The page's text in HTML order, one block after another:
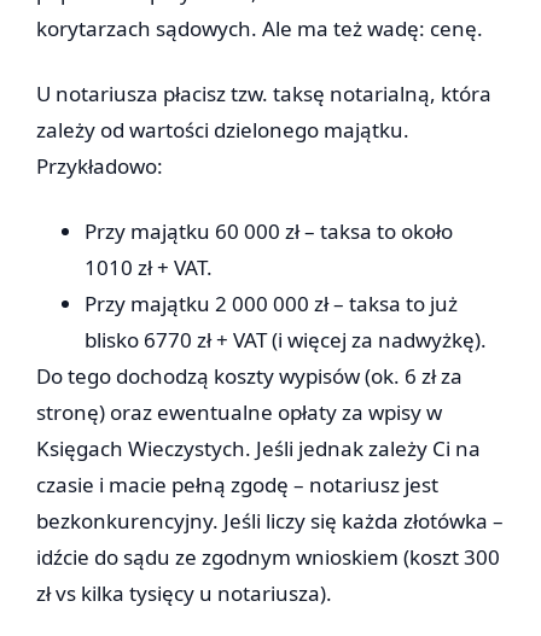
korytarzach sądowych. Ale ma też wadę: cenę.
U notariusza płacisz tzw. taksę notarialną, która
zależy od wartości dzielonego majątku.
Przykładowo:
Przy majątku 60 000 zł – taksa to około
1010 zł + VAT.
Przy majątku 2 000 000 zł – taksa to już
blisko 6770 zł + VAT (i więcej za nadwyżkę).
Do tego dochodzą koszty wypisów (ok. 6 zł za
stronę) oraz ewentualne opłaty za wpisy w
Księgach Wieczystych. Jeśli jednak zależy Ci na
czasie i macie pełną zgodę – notariusz jest
bezkonkurencyjny. Jeśli liczy się każda złotówka –
idźcie do sądu ze zgodnym wnioskiem (koszt 300
zł vs kilka tysięcy u notariusza).